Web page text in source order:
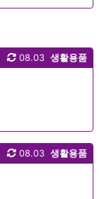
생활용품
08.03
생활용품
08.03